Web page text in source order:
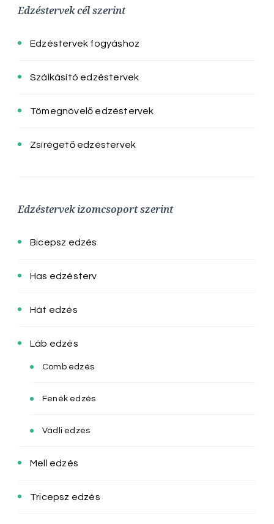
Edzéstervek cél szerint
Edzéstervek fogyáshoz
Szálkásító edzéstervek
Tömegnövelő edzéstervek
Zsírégető edzéstervek
Edzéstervek izomcsoport szerint
Bicepsz edzés
Has edzésterv
Hát edzés
Láb edzés
Comb edzés
Fenék edzés
Vádli edzés
Mell edzés
Tricepsz edzés